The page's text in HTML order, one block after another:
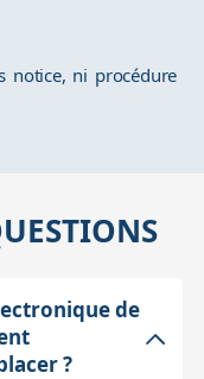
notice, ni procédure
de
?